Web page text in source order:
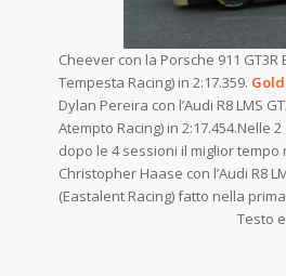
Cheever con la Porsche 911 GT3R
Tempesta Racing) in 2:17.359.
Dylan Pereira con l’Audi R8 LMS
Atempto Racing) in 2:17.454.Nelle
dopo le 4 sessioni il miglior tempo
Christopher Haase con l’Audi R8
(Eastalent Racing) fatto nella
Testo e Foto